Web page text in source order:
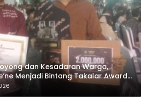
dan Kesadaran Warga,
Menjadi Bintang Takalar Award